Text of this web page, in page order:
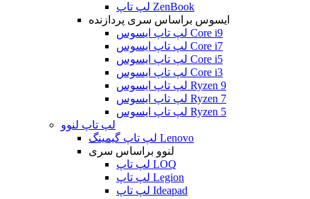
لپ تاپ ZenBook
ایسوس براساس سری پردازنده
لپ تاپ ایسوس Core i9
لپ تاپ ایسوس Core i7
لپ تاپ ایسوس Core i5
لپ تاپ ایسوس Core i3
لپ تاپ ایسوس Ryzen 9
لپ تاپ ایسوس Ryzen 7
لپ تاپ ایسوس Ryzen 5
لپ تاپ لنوو
لپ تاپ گیمینگ Lenovo
لنوو براساس سری
لپ تاپ LOQ
لپ تاپ Legion
لپ تاپ Ideapad